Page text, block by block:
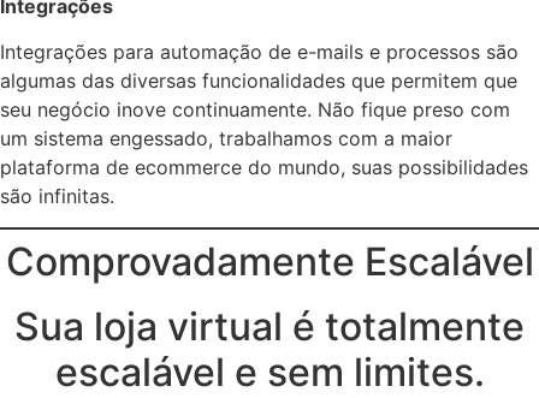
Integrações
Integrações para automação de e-mails e processos são
algumas das diversas funcionalidades que permitem que
seu negócio inove continuamente. Não fique preso com
um sistema engessado, trabalhamos com a maior
plataforma de ecommerce do mundo, suas possibilidades
são infinitas.
Comprovadamente Escalável
Sua loja virtual é totalmente
escalável e sem limites.